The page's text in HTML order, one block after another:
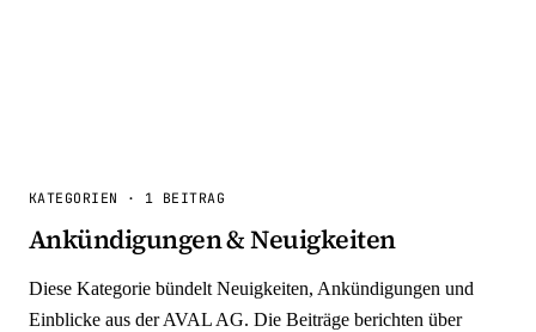
KATEGORIEN · 1 BEITRAG
Ankündigungen & Neuigkeiten
Diese Kategorie bündelt Neuigkeiten, Ankündigungen und
Einblicke aus der AVAL AG. Die Beiträge berichten über